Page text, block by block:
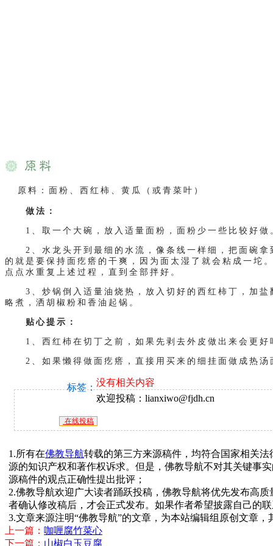
原料：面粉、西红柿、黄瓜（或青菜叶）
做法：
1、取一个大碗，放入适量面粉，面粉少一些比较好做
2、水龙头开到最细的水流，像条线一样细，把面碗拿
的就是要保持面疙瘩的干爽，因为面太湿了就会粘成一坨
点点水重复上述过程，直到全部拌好。
3、炒锅倒入适量油烧热，放入切好的西红柿丁，加盐
略煮，洒胡椒粉和香油起锅。
贴心提示：
1、西红杮在切丁之前，如果先剥去外皮做出来会更好
2、如果懒得做面疙瘩，直接用买来的细挂面做成热汤
标签：没有相关内容
欢迎投稿：lianxiwo@fjdh.cn
在线投稿
1.所有在佛教导航转载的第三方来源稿件，均符合国家相关法
源的知识产权和著作权诉求。但是，佛教导航不对其关键事
源稿件的观点正确性提出批评；
2.佛教导航欢迎广大读者踊跃投稿，佛教导航将优先发布高
者确认修改稿后，才会正式发布。如果作者希望披露自己的
3.文章来源注明“佛教导航”的文章，为本站编辑组原创文章
上一篇： 咖喱腐竹菜心
下一篇： 山椒白玉豆腐